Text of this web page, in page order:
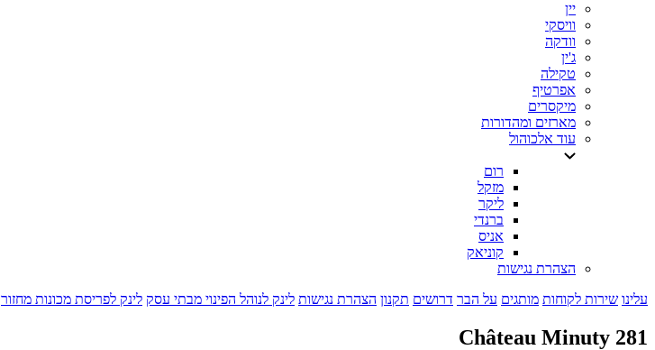
יין
וויסקי
וודקה
ג'ין
טקילה
אפרטיף
מיקסרים
מארזים ומהדורות
עוד אלכוהול
רום
מזקל
ליקר
ברנדי
אניס
קוניאק
הצהרת נגישות
עלינו שירות לקוחות מותגים על הבר דרושים תקנון הצהרת נגישות לינק לנוהל הפינוי מבתי עסק לינק לפריסת מכונות מחזור
Château Minuty 281